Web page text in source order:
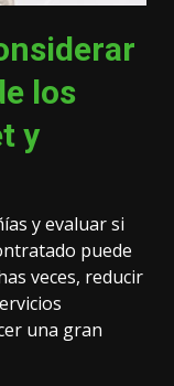
los
y
y evaluar si
puede
veces, reducir
una gran